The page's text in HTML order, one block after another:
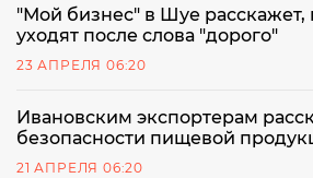
"Мой бизнес" в Шуе расскажет,
уходят после слова "дорого"
23 АПРЕЛЯ 06:20
Ивановским экспортерам
безопасности пищевой
21 АПРЕЛЯ 06:20